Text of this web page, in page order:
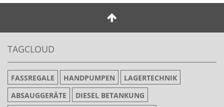
TAGCLOUD
FASSREGALE HANDPUMPEN
LAGERTECHNIK
ABSAUGGERÄTE
DIESEL BETANKUNG